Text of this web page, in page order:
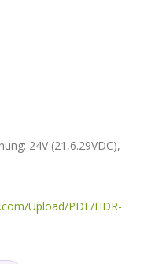
24V (21,6.29VDC),
Upload/PDF/HDR-